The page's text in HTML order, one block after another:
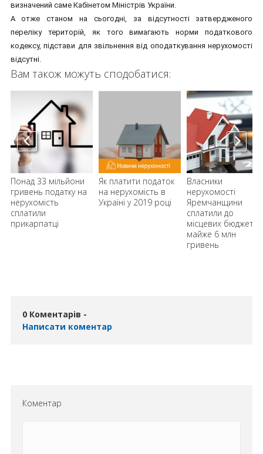
визначений саме Кабінетом Міністрів України.
А отже станом на сьогодні, за відсутності затвердженого
переліку територій, як того вимагають норми податкового
кодексу, підстави для звільнення від оподаткування нерухомості
відсутні.
Вам також можуть сподобатися:
Понад 33 мільйони
гривень податку на
нерухомість
сплатили
прикарпатці
Як платити податок
на нерухомість в
Україні у 2019 році
Власники
нерухомості
Яремчанщини
сплатили до
місцевих бюджетів
майже 6 млн
гривень
0 Коментарів -
Написати коментар
Коментар